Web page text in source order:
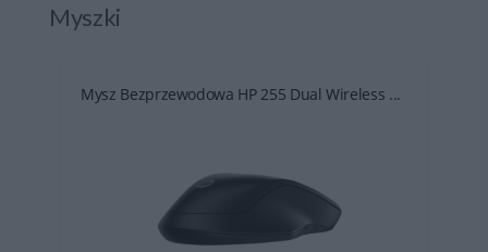
Myszki
Mysz Bezprzewodowa HP 255 Dual Wireless ...